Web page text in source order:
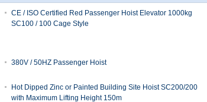
CE / ISO Certified Red Passenger Hoist Elevator 1000kg
SC100 / 100 Cage Style
380V / 50HZ Passenger Hoist
Hot Dipped Zinc or Painted Building Site Hoist SC200/200
with Maximum Lifting Height 150m